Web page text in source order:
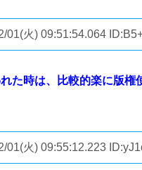
01(火) 09:51:54.064
た時は、比較的楽に版権
01(火) 09:55:12.223